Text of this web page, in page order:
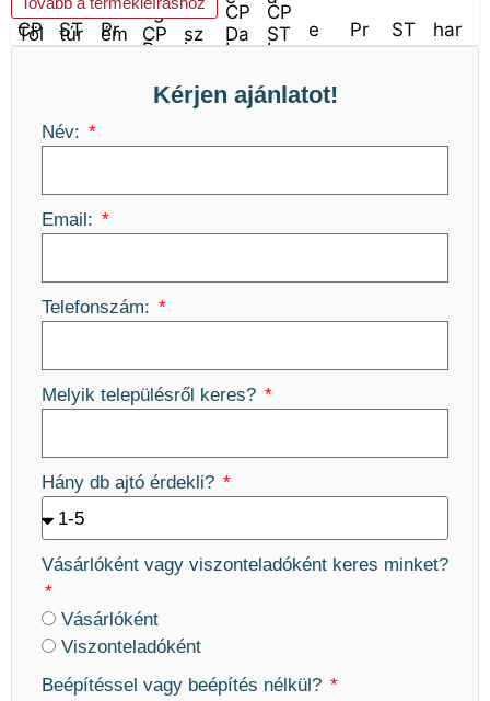
Kérjen ajánlatot!
Név:
Email:
Telefonszám:
Melyik településről keres?
Hány db ajtó érdekli?
Vásárlóként vagy viszonteladóként keres minket?
Vásárlóként
Viszonteladóként
Beépítéssel vagy beépítés nélkül?